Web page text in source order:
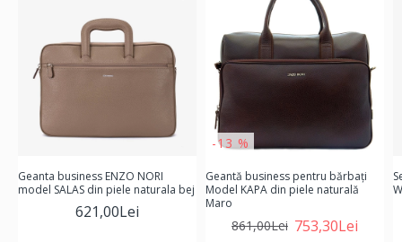
Geanta business ЕNZO NORI
model SALAS din piele naturala bej
621,00Lei
-13 %
Geantă business pentru bărbați
Model KAPA din piele naturală
Maro
753,30Lei
861,00Lei